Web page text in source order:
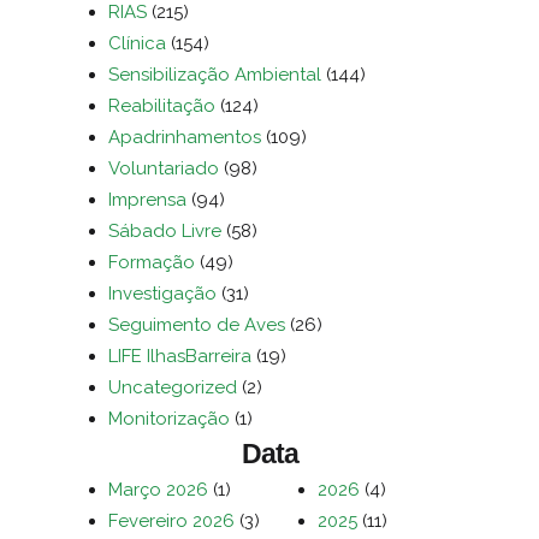
RIAS (215)
Clínica (154)
Sensibilização Ambiental (144)
Reabilitação (124)
Apadrinhamentos (109)
Voluntariado (98)
Imprensa (94)
Sábado Livre (58)
Formação (49)
Investigação (31)
Seguimento de Aves (26)
LIFE IlhasBarreira (19)
Uncategorized (2)
Monitorização (1)
Data
Março 2026 (1)
Fevereiro 2026 (3)
2026 (4)
2025 (11)